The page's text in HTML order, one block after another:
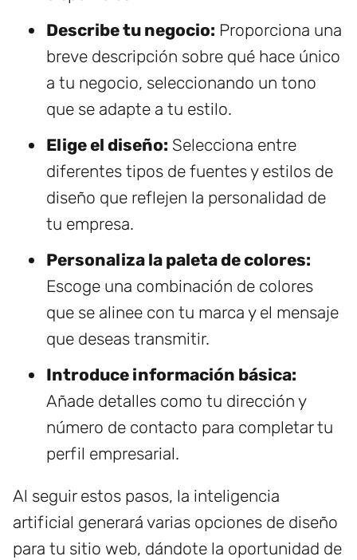
Describe tu negocio: Proporciona una
breve descripción sobre qué hace único
a tu negocio, seleccionando un tono
que se adapte a tu estilo.
Elige el diseño: Selecciona entre
diferentes tipos de fuentes y estilos de
diseño que reflejen la personalidad de
tu empresa.
Personaliza la paleta de colores:
Escoge una combinación de colores
que se alinee con tu marca y el mensaje
que deseas transmitir.
Introduce información básica:
Añade detalles como tu dirección y
número de contacto para completar tu
perfil empresarial.
Al seguir estos pasos, la inteligencia
artificial generará varias opciones de diseño
para tu sitio web, dándote la oportunidad de